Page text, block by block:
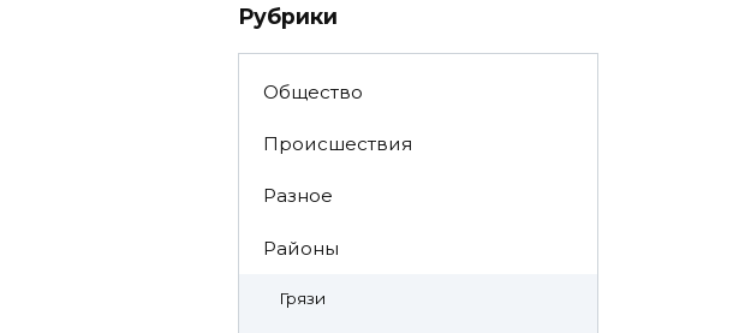
Рубрики
Общество
Происшествия
Разное
Районы
Грязи